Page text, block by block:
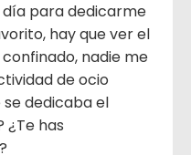
día para dedicarme
hay que ver el
nadie me
de ocio
dedicaba el
¿Te has